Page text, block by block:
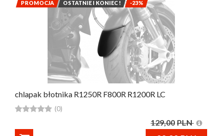
PROMOCJA OSTATNIE I KONIEC ! -23%
chlapak błotnika R1250R F800R R1200R LC
 (0)
129,00 PLN